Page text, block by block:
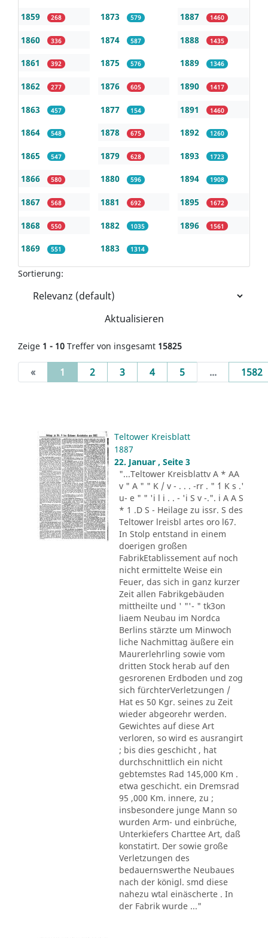
1859 268
1860 336
1861 392
1862 277
1863 457
1864 548
1865 547
1866 580
1867 568
1868 550
1869 551
1873 579
1874 587
1875 576
1876 605
1877 154
1878 675
1879 628
1880 596
1881 692
1882 1035
1883 1314
1887 1460
1888 1435
1889 1346
1890 1417
1891 1460
1892 1260
1893 1723
1894 1908
1895 1672
1896 1561
Sortierung:
Aktualisieren
Zeige 1 - 10 Treffer von insgesamt 15825
« 1 (current)
2 3 4 5 ... 1582
Teltower Kreisblatt
1887
22. Januar , Seite 3
"...Teltower Kreisblattv A * AA
v " A " " K / v - . . . -rr . " ´1 K s .'
u- e " " 'i l i . . - 'i S v -.". i A A S
* 1 .D S - Heilage zu issr. S des
Teltower lreisbl artes oro l67.
In Stolp entstand in einem
doerigen großen
FabrikEtablissement auf noch
nicht ermittelte Weise ein
Feuer, das sich in ganz kurzer
Zeit allen Fabrikgebäuden
mittheilte und ' "'- " tk3on
liaem Neubau im Nordca
Berlins stärzte um Minwoch
liche Nachmittag äußere ein
Maurerlehrling sowie vom
dritten Stock herab auf den
gesrorenen Erdboden und zog
sich fürchterVerletzungen /
Hat es 50 Kgr. seines zu Zeit
wieder abgeorehr werden.
Gewichtes auf diese Art
verloren, so wird es ausrangirt
; bis dies geschicht , hat
durchschnittlich ein nicht
gebtemstes Rad 145,000 Km .
etwa geschicht. ein Dremsrad
95 ,000 Km. innere, zu ;
insbesondere junge Mann so
wurden Arm- und einbrüche,
Unterkiefers Charttee Art, daß
konstatirt. Der sowie große
Verletzungen des
bedauernswerthe Neubaues
nach der königl. smd diese
nahezu wtal einäscherte . In
der Fabrik wurde ..."